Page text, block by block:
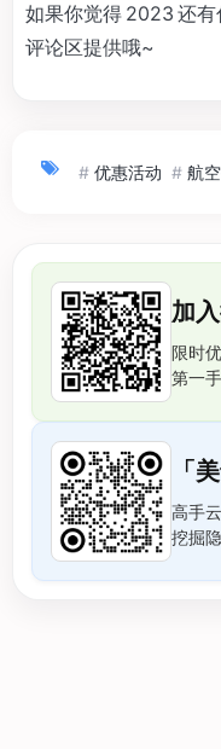
如果你觉得 2023 还
评论区提供哦~
# 优惠活动 # 航
加
限时
第一
「
高手
挖掘